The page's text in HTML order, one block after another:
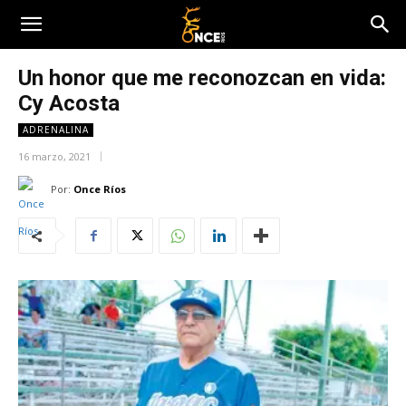
Un honor que me reconozcan en vida:
Cy Acosta
ADRENALINA
16 marzo, 2021
Por: Once Ríos